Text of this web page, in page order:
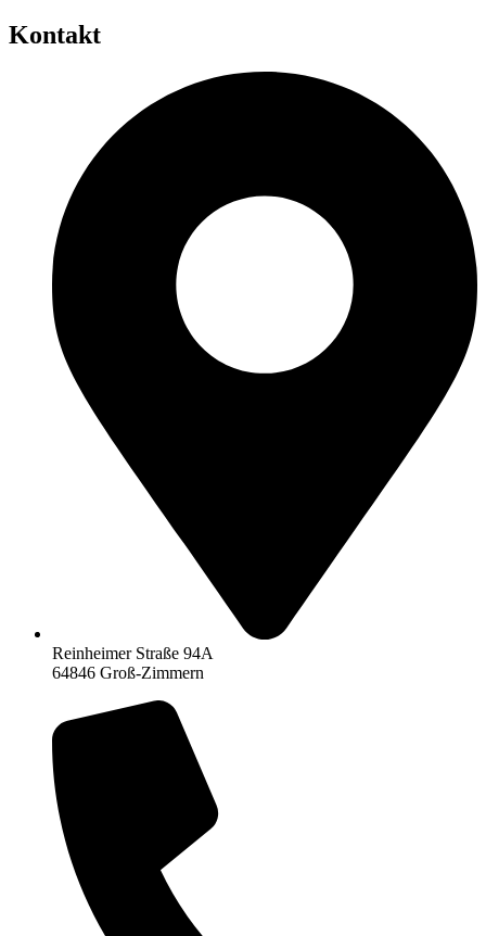
Kontakt
Reinheimer Straße 94A
64846 Groß-Zimmern